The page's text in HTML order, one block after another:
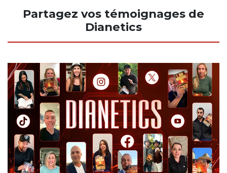
Partagez vos témoignages de
Dianetics